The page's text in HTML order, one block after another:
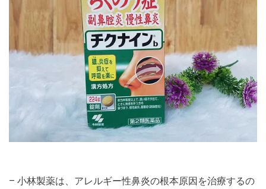
– 小林製薬は、アレルギー性鼻炎の根本原因を治療するの